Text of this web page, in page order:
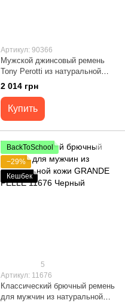
Артикул: 90366
Мужской джинсовый ремень
Tony Perotti из натуральной
кожи 645/40 NERO (90366)
2 014 грн
Купить
BackToSchool
−29%
Кешбек
5
Артикул: 11676
Классический брючный ремень
для мужчин из натуральной